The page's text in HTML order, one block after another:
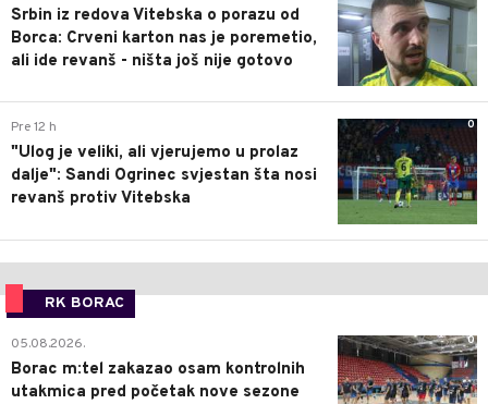
Srbin iz redova Vitebska o porazu od
Borca: Crveni karton nas je poremetio,
ali ide revanš - ništa još nije gotovo
0
Pre 12 h
"Ulog je veliki, ali vjerujemo u prolaz
dalje": Sandi Ogrinec svjestan šta nosi
revanš protiv Vitebska
RK BORAC
0
05.08.2026.
Borac m:tel zakazao osam kontrolnih
utakmica pred početak nove sezone